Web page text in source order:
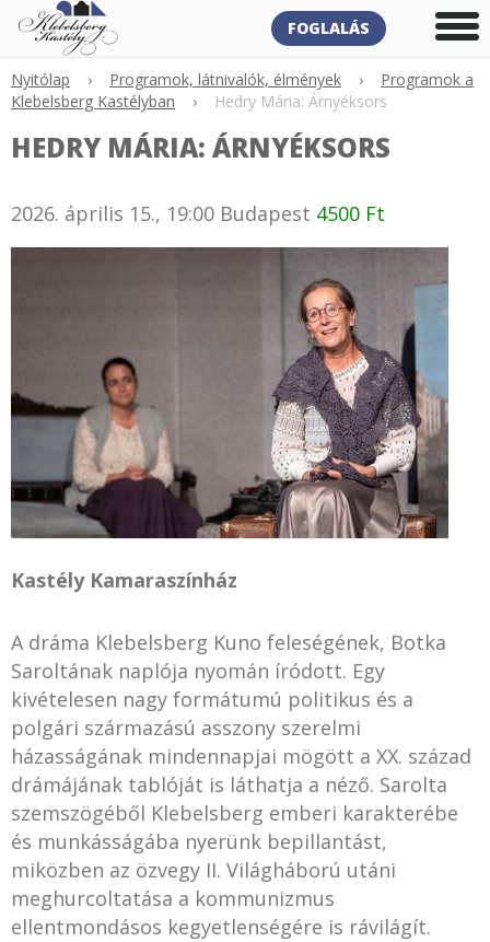
FOGLALÁS
Nyitólap › Programok, látnivalók, élmények ›
Programok a
Klebelsberg Kastélyban
› Hedry Mária: Árnyéksors
HEDRY MÁRIA: ÁRNYÉKSORS
2026. április 15., 19:00 Budapest 4500 Ft
Kastély Kamaraszínház
A dráma Klebelsberg Kuno feleségének, Botka
Saroltának naplója nyomán íródott. Egy
kivételesen nagy formátumú politikus és a
polgári származású asszony szerelmi
házasságának mindennapjai mögött a XX. század
drámájának tablóját is láthatja a néző. Sarolta
szemszögéből Klebelsberg emberi karakterébe
és munkásságába nyerünk bepillantást,
miközben az özvegy II. Világháború utáni
meghurcoltatása a kommunizmus
ellentmondásos kegyetlenségére is rávilágít.